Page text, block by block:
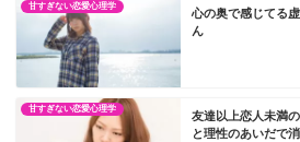
甘すぎない恋愛心理学
心の奥で感じてる
ん
甘すぎない恋愛心理学
友達以上恋人未満
と理性のあいだで